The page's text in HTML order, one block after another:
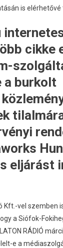
is elérhetővé
cikke
a burkolt
eljárást
Kft.-vel szemben
a Siófok-
RÁDIÓ
e a